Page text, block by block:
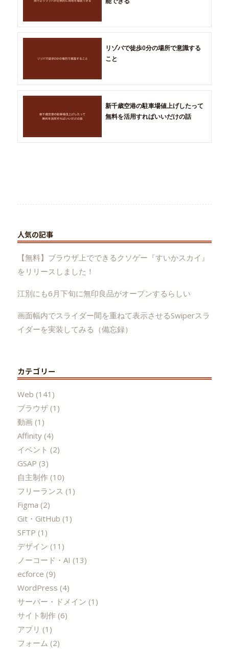
リゾバで徒歩0分の場所で意識する
こと
新千歳空港の駐車場値上げしたって
無料を活用すればいいだけの話
人気の記事
【無料】ブラウザ上でできるクソゲー『すいかスカイ』
をリリースしました！
江別にも6月下旬に無印良品がオープンするらしい
画面幅内でスライダー間を重ねて表示させるSwiperスラ
イダーを実装してみる（備忘録）
カテゴリー
Web (141)
ブラウザ(1)
動画 (1)
Affinity(4)
イベント (2)
GSAP (3)
自主制作(10)
フリーランス (1)
Figma (2)
Git・GitHub (1)
SFTP (1)
デザイン (11)
ノーコード・AI (13)
ecforce (9)
WordPress (4)
サーバー・ドメイン (1)
サイト制作(6)
アプリ (1)
フォーム (2)